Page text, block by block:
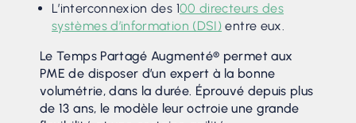
L’interconnexion des 100 directeurs des
systèmes d’information (DSI) entre eux.
Le Temps Partagé Augmenté® permet aux
PME de disposer d’un expert à la bonne
volumétrie, dans la durée. Éprouvé depuis plus
de 13 ans, le modèle leur octroie une grande